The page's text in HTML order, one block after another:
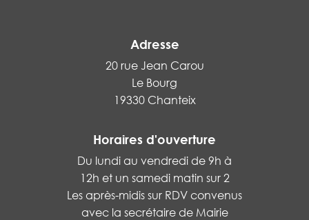
Adresse
20 rue Jean Carou
Le Bourg
19330 Chanteix
Horaires d'ouverture
Du lundi au vendredi de 9h à
12h et un samedi matin sur 2
Les après-midis sur RDV convenus
avec la secrétaire de Mairie